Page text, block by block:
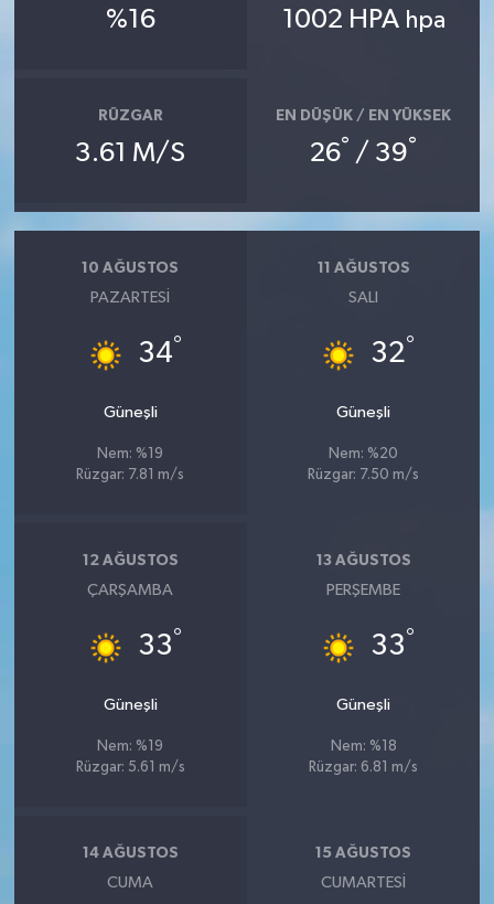
%16 1002 HPA hpa
RÜZGAR
3.61 M/S
EN DÜŞÜK / EN YÜKSEK
26° / 39°
10 AĞUSTOS
PAZARTESI
34°
Güneşli
Nem: %19
Rüzgar: 7.81 m/s
11 AĞUSTOS
SALI
32°
Güneşli
Nem: %20
Rüzgar: 7.50 m/s
12 AĞUSTOS
ÇARŞAMBA
33°
Güneşli
Nem: %19
Rüzgar: 5.61 m/s
13 AĞUSTOS
PERŞEMBE
33°
Güneşli
Nem: %18
Rüzgar: 6.81 m/s
14 AĞUSTOS
CUMA
15 AĞUSTOS
CUMARTESI